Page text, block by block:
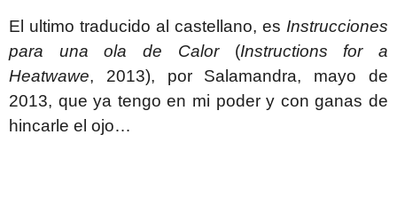
El ultimo traducido al castellano, es Instrucciones
para una ola de Calor(Instructions for a
Heatwawe, 2013), por Salamandra, mayo de
2013, que ya tengo en mi poder y con ganas de
hincarle el ojo…